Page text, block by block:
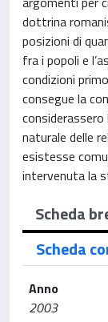
dottrina
posizioni di
fra i popoli e
condizioni
consegue la
naturale delle
esistesse
intervenuta la
Scheda
Scheda
Anno
2003